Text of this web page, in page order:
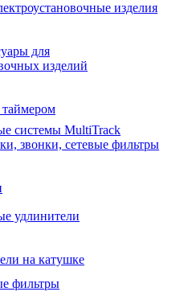
изделия
для
изделий
таймером
системы MultiTrack
звонки, сетевые фильтры
удлинители
на катушке
фильтры